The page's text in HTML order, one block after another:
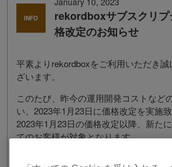
INFO
rekordboxサブスクリプ
格改定のお知らせ
平素よりrekordboxをご利用いただき
ざいます。
このたび、昨今の運用開発コストなど
い、2023年1月23日に価格改定を実施致
2023年1月23日の価格改定以降、新た
てのお客様が対象となります。
の価格に据え置かれ、解約またはプラ